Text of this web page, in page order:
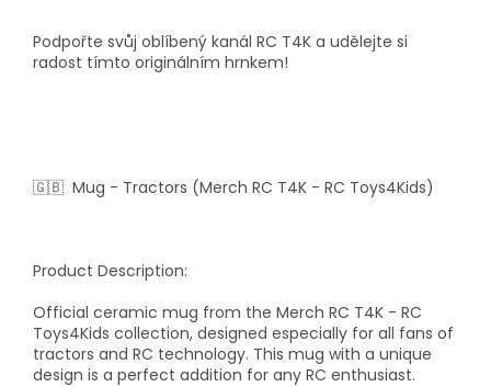
Podpořte svůj oblíbený kanál RC T4K a udělejte si
radost tímto originálním hrnkem!
🇬🇧 Mug - Tractors (Merch RC T4K - RC Toys4Kids)
Product Description:
Official ceramic mug from the Merch RC T4K - RC
Toys4Kids collection, designed especially for all fans of
tractors and RC technology. This mug with a unique
design is a perfect addition for any RC enthusiast.